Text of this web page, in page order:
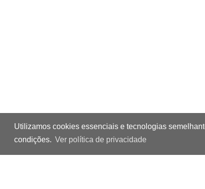
Utilizamos cookies essenciais e tecnologias
condições. Ver política de privacidade